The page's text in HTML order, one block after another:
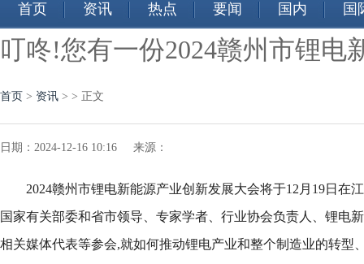
首页 资讯 热点 要闻 国内 国
叮咚!您有一份2024赣州市锂电
首页 > 资讯 > > 正文
日期：2024-12-16 10:16 来源：
2024赣州市锂电新能源产业创新发展大会将于12月19日在
国家有关部委和省市领导、专家学者、行业协会负责人、锂电
相关媒体代表等参会,就如何推动锂电产业和整个制造业的转型